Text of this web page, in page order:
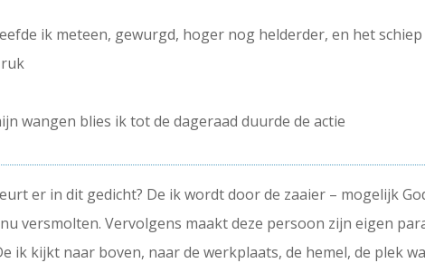
ik meteen, gewurgd, hoger nog helderder, en het
wangen blies ik tot de dageraad duurde de actie
er in dit gedicht? De ik wordt door de zaaier – mogelijk
versmolten. Vervolgens maakt deze persoon zijn eigen
ik kijkt naar boven, naar de werkplaats, de hemel, de plek